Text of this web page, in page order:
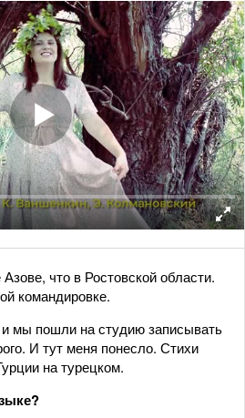
что в Ростовской области.
командировке.
мы пошли на студию записывать
И тут меня понесло. Стихи
на турецком.